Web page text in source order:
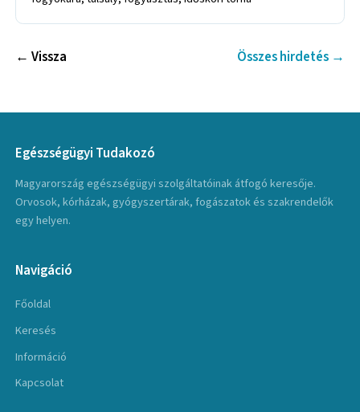
← Vissza Összes hirdetés →
Egészségügyi Tudakozó
Magyarország egészségügyi szolgáltatóinak átfogó keresője.
Orvosok, kórházak, gyógyszertárak, fogászatok és szakrendelők
egy helyen.
Navigáció
Főoldal
Keresés
Információ
Kapcsolat